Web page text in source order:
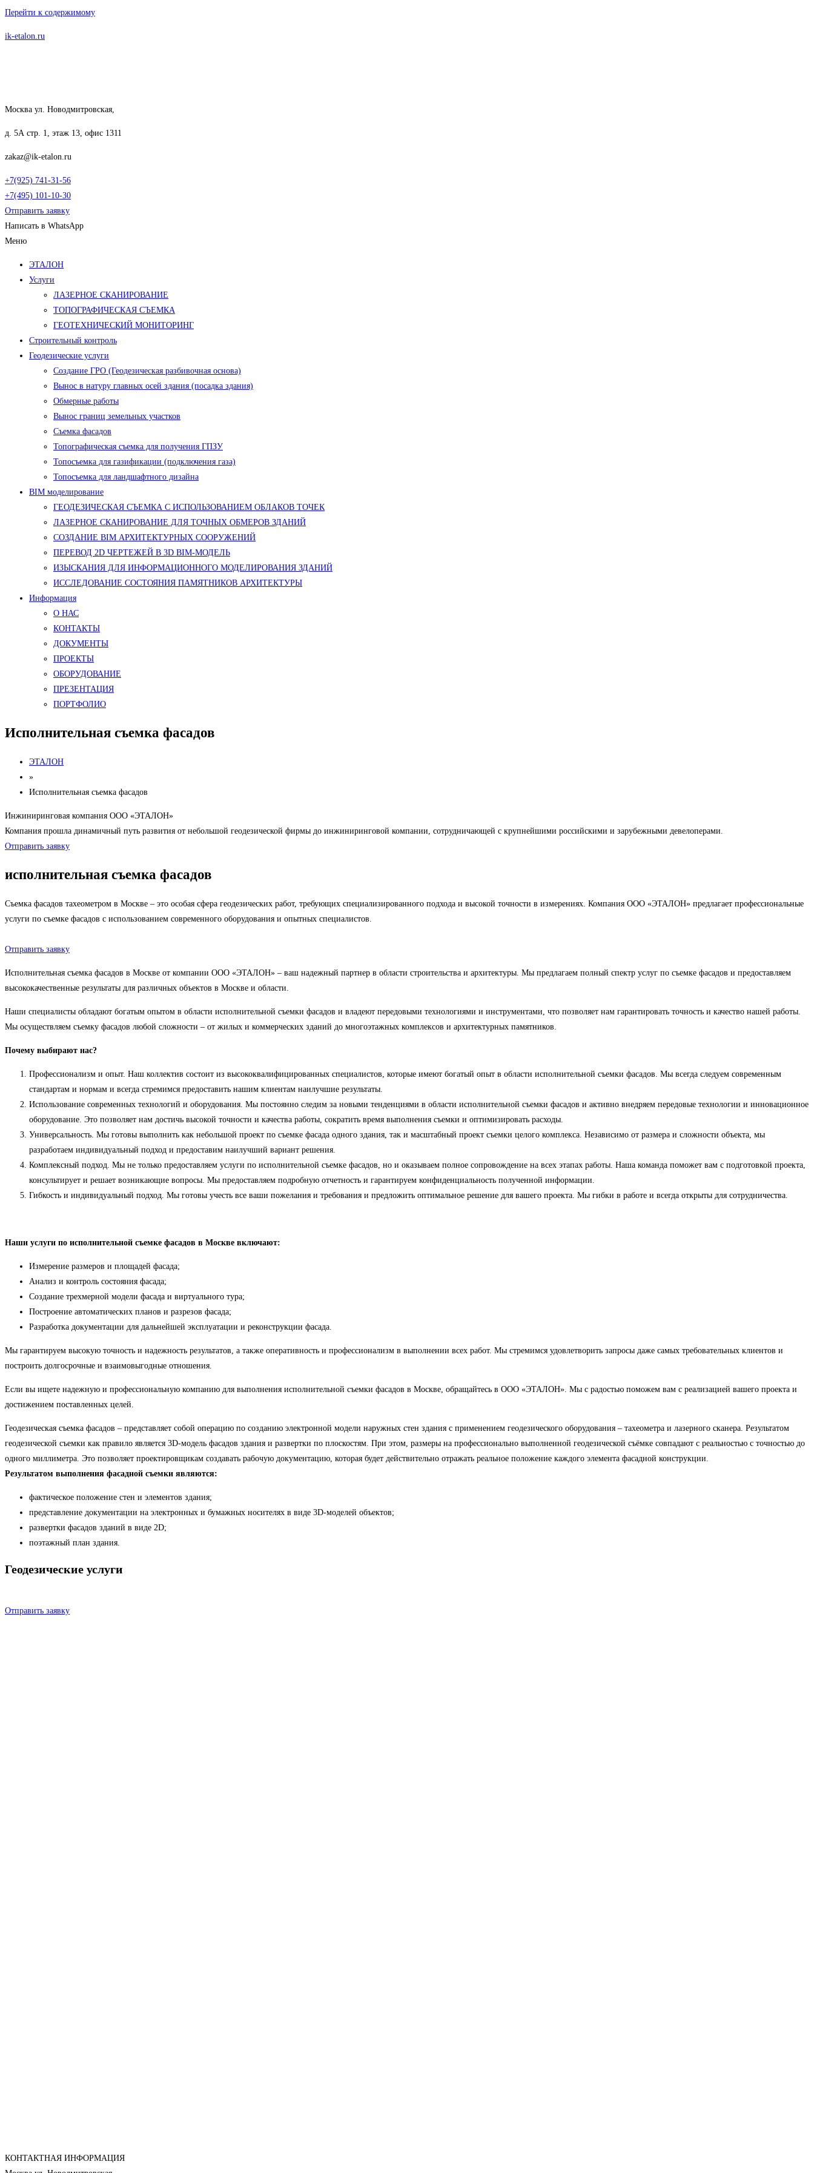
Перейти к содержимому
ik-etalon.ru
Москва ул. Новодмитровская,
д. 5А стр. 1, этаж 13, офис 1311
zakaz@ik-etalon.ru
+7(925) 741-31-56
+7(495) 101-10-30
Отправить заявку
Написать в WhatsApp
Меню
ЭТАЛОН
Услуги
ЛАЗЕРНОЕ СКАНИРОВАНИЕ
ТОПОГРАФИЧЕСКАЯ СЪЕМКА
ГЕОТЕХНИЧЕСКИЙ МОНИТОРИНГ
Строительный контроль
Геодезические услуги
Создание ГРО (Геодезическая разбивочная основа)
Вынос в натуру главных осей здания (посадка здания)
Обмерные работы
Вынос границ земельных участков
Съемка фасадов
Топографическая съемка для получения ГПЗУ
Топосъемка для газификации (подключения газа)
Топосъемка для ландшафтного дизайна
BIM моделирование
ГЕОДЕЗИЧЕСКАЯ СЪЕМКА С ИСПОЛЬЗОВАНИЕМ ОБЛАКОВ ТОЧЕК
ЛАЗЕРНОЕ СКАНИРОВАНИЕ ДЛЯ ТОЧНЫХ ОБМЕРОВ ЗДАНИЙ
СОЗДАНИЕ BIM АРХИТЕКТУРНЫХ СООРУЖЕНИЙ
ПЕРЕВОД 2D ЧЕРТЕЖЕЙ В 3D BIM-МОДЕЛЬ
ИЗЫСКАНИЯ ДЛЯ ИНФОРМАЦИОННОГО МОДЕЛИРОВАНИЯ ЗДАНИЙ
ИССЛЕДОВАНИЕ СОСТОЯНИЯ ПАМЯТНИКОВ АРХИТЕКТУРЫ
Информация
О НАС
КОНТАКТЫ
ДОКУМЕНТЫ
ПРОЕКТЫ
ОБОРУДОВАНИЕ
ПРЕЗЕНТАЦИЯ
ПОРТФОЛИО
Исполнительная съемка фасадов
ЭТАЛОН
»
Исполнительная съемка фасадов
Инжиниринговая компания ООО «ЭТАЛОН»
Компания прошла динамичный путь развития от небольшой геодезической фирмы до инжиниринговой компании, сотрудничающей с крупнейшими российскими и зарубежными девелоперами.
Отправить заявку
исполнительная съемка фасадов
Съемка фасадов тахеометром в Москве – это особая сфера геодезических работ, требующих специализированного подхода и высокой точности в измерениях. Компания ООО «ЭТАЛОН» предлагает профессиональные
услуги по съемке фасадов с использованием современного оборудования и опытных специалистов.
Отправить заявку
Исполнительная съемка фасадов в Москве от компании ООО «ЭТАЛОН» – ваш надежный партнер в области строительства и архитектуры. Мы предлагаем полный спектр услуг по съемке фасадов и предоставляем
высококачественные результаты для различных объектов в Москве и области.
Наши специалисты обладают богатым опытом в области исполнительной съемки фасадов и владеют передовыми технологиями и инструментами, что позволяет нам гарантировать точность и качество нашей работы.
Мы осуществляем съемку фасадов любой сложности – от жилых и коммерческих зданий до многоэтажных комплексов и архитектурных памятников.
Почему выбирают нас?
Профессионализм и опыт. Наш коллектив состоит из высококвалифицированных специалистов, которые имеют богатый опыт в области исполнительной съемки фасадов. Мы всегда следуем современным
стандартам и нормам и всегда стремимся предоставить нашим клиентам наилучшие результаты.
Использование современных технологий и оборудования. Мы постоянно следим за новыми тенденциями в области исполнительной съемки фасадов и активно внедряем передовые технологии и инновационное
оборудование. Это позволяет нам достичь высокой точности и качества работы, сократить время выполнения съемки и оптимизировать расходы.
Универсальность. Мы готовы выполнить как небольшой проект по съемке фасада одного здания, так и масштабный проект съемки целого комплекса. Независимо от размера и сложности объекта, мы
разработаем индивидуальный подход и предоставим наилучший вариант решения.
Комплексный подход. Мы не только предоставляем услуги по исполнительной съемке фасадов, но и оказываем полное сопровождение на всех этапах работы. Наша команда поможет вам с подготовкой проекта,
консультирует и решает возникающие вопросы. Мы предоставляем подробную отчетность и гарантируем конфиденциальность полученной информации.
Гибкость и индивидуальный подход. Мы готовы учесть все ваши пожелания и требования и предложить оптимальное решение для вашего проекта. Мы гибки в работе и всегда открыты для сотрудничества.
Наши услуги по исполнительной съемке фасадов в Москве включают:
Измерение размеров и площадей фасада;
Анализ и контроль состояния фасада;
Создание трехмерной модели фасада и виртуального тура;
Построение автоматических планов и разрезов фасада;
Разработка документации для дальнейшей эксплуатации и реконструкции фасада.
Мы гарантируем высокую точность и надежность результатов, а также оперативность и профессионализм в выполнении всех работ. Мы стремимся удовлетворить запросы даже самых требовательных клиентов и
построить долгосрочные и взаимовыгодные отношения.
Если вы ищете надежную и профессиональную компанию для выполнения исполнительной съемки фасадов в Москве, обращайтесь в ООО «ЭТАЛОН». Мы с радостью поможем вам с реализацией вашего проекта и
достижением поставленных целей.
Геодезическая съемка фасадов – представляет собой операцию по созданию электронной модели наружных стен здания с применением геодезического оборудования – тахеометра и лазерного сканера. Результатом
геодезической съемки как правило является 3D-модель фасадов здания и развертки по плоскостям. При этом, размеры на профессионально выполненной геодезической съёмке совпадают с реальностью с точностью до
одного миллиметра. Это позволяет проектировщикам создавать рабочую документацию, которая будет действительно отражать реальное положение каждого элемента фасадной конструкции.
Результатом выполнения фасадной съемки являются:
фактическое положение стен и элементов здания;
представление документации на электронных и бумажных носителях в виде 3D-моделей объектов;
развертки фасадов зданий в виде 2D;
поэтажный план здания.
Геодезические услуги
Отправить заявку
КОНТАКТНАЯ ИНФОРМАЦИЯ